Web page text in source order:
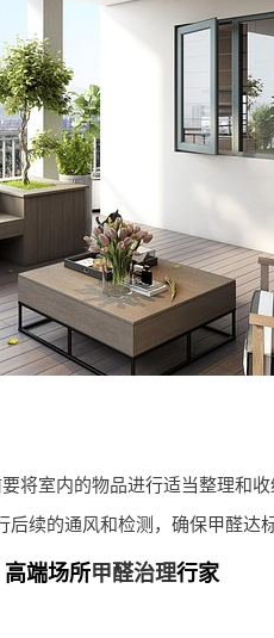
将室内的物品进行适当整理和
续的通风和检测，确保甲醛达标
端场所甲醛治理行家